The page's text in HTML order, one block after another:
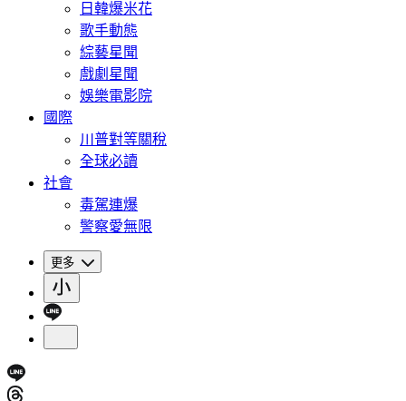
日韓爆米花
歌手動態
綜藝星聞
戲劇星聞
娛樂電影院
國際
川普對等關稅
全球必讀
社會
毒駕連爆
警察愛無限
更多